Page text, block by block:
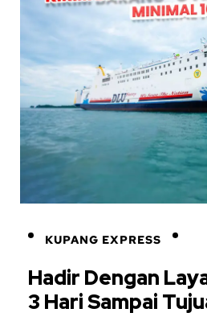
KUPANG EXPRESS
Hadir Dengan
3 Hari Sampai